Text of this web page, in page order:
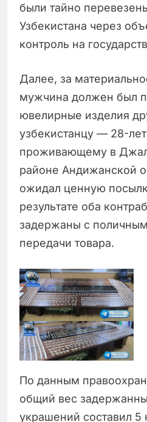
были тайно
Узбекистана через
контроль на
Далее, за
мужчина должен был
ювелирные изделия
узбекистанцу — 28-
проживающему в
районе Андижанской
ожидал ценную
результате оба
задержаны с
передачи товара.
По данным
общий вес
украшений составил 5